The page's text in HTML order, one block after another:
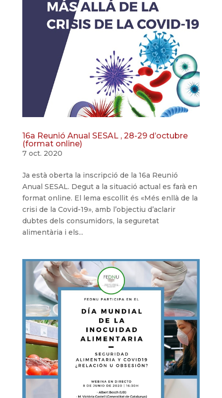
16a Reunió Anual SESAL , 28-29 d’octubre
(format online)
7 oct. 2020
Ja està oberta la inscripció de la 16a Reunió
Anual SESAL. Degut a la situació actual es farà en
format online. El lema escollit és «Més enllà de la
crisi de la Covid-19», amb l’objectiu d’aclarir
dubtes dels consumidors, la seguretat
alimentària i els...